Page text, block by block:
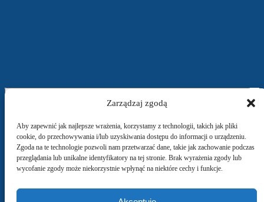
Zarządzaj zgodą
Aby zapewnić jak najlepsze wrażenia, korzystamy z technologii, takich jak pliki
cookie, do przechowywania i/lub uzyskiwania dostępu do informacji o urządzeniu.
Zgoda na te technologie pozwoli nam przetwarzać dane, takie jak zachowanie podczas
przeglądania lub unikalne identyfikatory na tej stronie. Brak wyrażenia zgody lub
wycofanie zgody może niekorzystnie wpłynąć na niektóre cechy i funkcje.